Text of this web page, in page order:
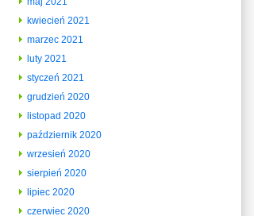
kwiecień 2021
marzec 2021
luty 2021
styczeń 2021
grudzień 2020
listopad 2020
październik 2020
wrzesień 2020
sierpień 2020
lipiec 2020
czerwiec 2020